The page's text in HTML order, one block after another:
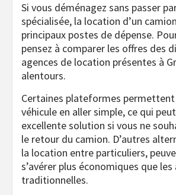
Si vous déménagez sans passer
spécialisée, la location d’un
principaux postes de dépense.
pensez à comparer les offres des
agences de location présentes à
alentours.
Certaines plateformes permettent
véhicule en aller simple, ce qui
excellente solution si vous ne
le retour du camion. D’autres
la location entre particuliers,
s’avérer plus économiques que les
traditionnelles.